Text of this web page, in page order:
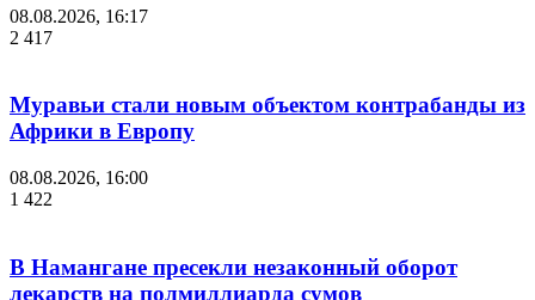
08.08.2026, 16:17
2 417
Муравьи стали новым объектом контрабанды из
Африки в Европу
08.08.2026, 16:00
1 422
В Намангане пресекли незаконный оборот
лекарств на полмиллиарда сумов